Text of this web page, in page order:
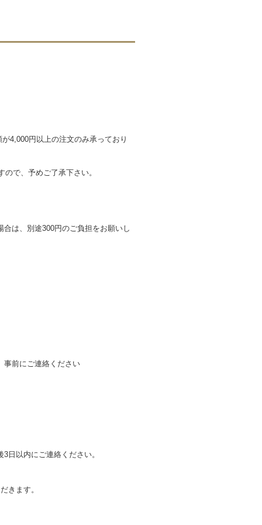
4,000円以上の注文のみ承っており
で、予めご了承下さい。
は、別途300円のご負担をお願いし
事前にご連絡ください
日以内にご連絡ください。
きます。